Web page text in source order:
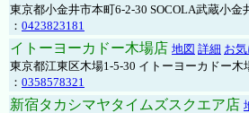
東京都小金井市本町6-2-30 SOCOLA武蔵小金
： 0423823181
イトーヨーカドー木場店 地図 詳細 お
東京都江東区木場1-5-30 イトーヨーカドー木
： 0358578321
新宿タカシマヤタイムズスクエア店